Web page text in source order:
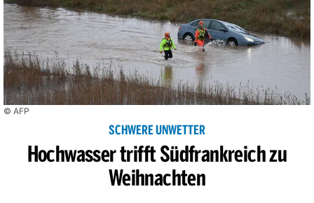
© AFP
SCHWERE UNWETTER
Hochwasser trifft Südfrankreich zu
Weihnachten